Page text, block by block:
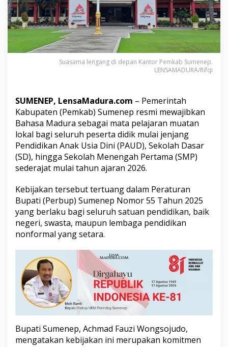
b
k
a
n
B
a
h
a
d
u
r
a
J
a
d
M
u
a
t
a
n
o
a
i
S
e
k
o
l
Suasama lengang di depan Kantor Pemkab Sumenep.
LENSAMADURA/Rifqi
SUMENEP, LensaMadura.com – Pemerintah
Kabupaten (Pemkab) Sumenep resmi mewajibkan
Bahasa Madura sebagai mata pelajaran muatan
lokal bagi seluruh peserta didik mulai jenjang
Pendidikan Anak Usia Dini (PAUD), Sekolah Dasar
(SD), hingga Sekolah Menengah Pertama (SMP)
sederajat mulai tahun ajaran 2026.
Kebijakan tersebut tertuang dalam Peraturan
Bupati (Perbup) Sumenep Nomor 55 Tahun 2025
yang berlaku bagi seluruh satuan pendidikan, baik
negeri, swasta, maupun lembaga pendidikan
nonformal yang setara.
Bupati Sumenep, Achmad Fauzi Wongsojudo,
mengatakan kebijakan ini merupakan komitmen